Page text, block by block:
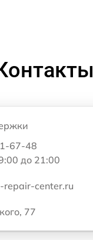
67-48
до 21:00
repair-center.ru
77